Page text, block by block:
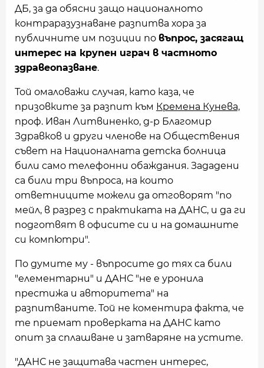
ДБ, за да обясни защо националното
контраразузнаване разпитва хора за
публичните им позиции по въпрос, засягащ
интерес на крупен играч в частното
здравеопазване.
Той омаловажи случая, като каза, че
призовките за разпит към Кремена Кунева,
проф. Иван Литвиненко, д-р Благомир
Здравков и други членове на Обществения
съвет на Националната детска болница
били само телефонни обаждания. Зададени
са били три въпроса, на които
ответниците можели да отговорят "по
мейл, в разрез с практиката на ДАНС, и да ги
подготвят в офисите си и на домашните
си компютри".
По думите му - въпросите до тях са били
"елементарни" и ДАНС "не е уронила
престижа и авторитета" на
разпитваните. Той не коментира факта, че
те приемат проверката на ДАНС като
опит за сплашване и затваряне на устите.
"ДАНС не защитава частен интерес,